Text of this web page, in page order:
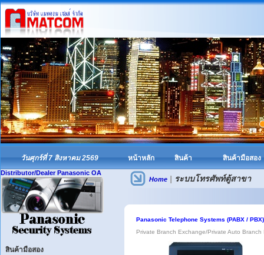
วันศุกร์ที่ 7 สิงหาคม 2569 หน้าหลัก สินค้า สินค้ามือสอง
Distributor/Dealer Panasonic OA
สินค้ามือสอง
Home | ระบบโทรศัพท์ตู้สาขา
Panasonic Telephone Systems (PABX / PBX)
Private Branch Exchange/Private Auto